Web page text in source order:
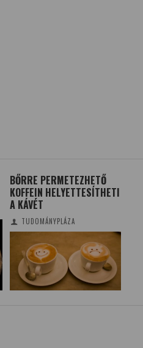
BŐRRE PERMETEZHETŐ
KOFFEIN HELYETTESÍTHETI
A KÁVÉT
TUDOMÁNYPLÁZA